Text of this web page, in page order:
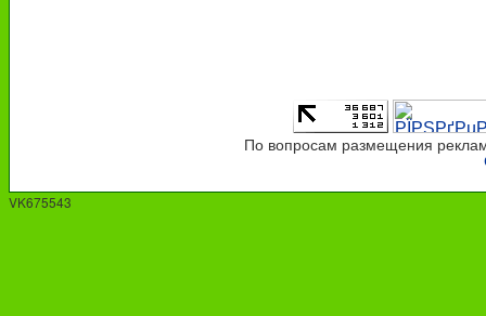
По вопросам размещения
VK675543